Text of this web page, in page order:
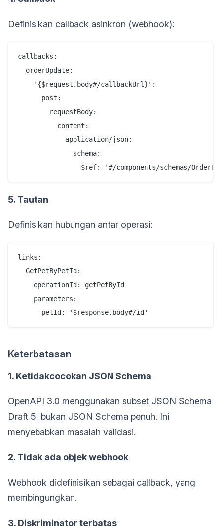
Definisikan callback asinkron (webhook):
callbacks:
  orderUpdate:
    '{$request.body#/callbackUrl}':
      post:
        requestBody:
          content:
            application/json:
              schema:
5. Tautan
Definisikan hubungan antar operasi:
links:
  GetPetByPetId:
    operationId: getPetById
    parameters:
Keterbatasan
1. Ketidakcocokan JSON Schema
OpenAPI 3.0 menggunakan subset JSON Schema
Draft 5, bukan JSON Schema penuh. Ini
menyebabkan masalah validasi.
2. Tidak ada objek webhook
Webhook didefinisikan sebagai callback, yang
membingungkan.
3. Diskriminator terbatas